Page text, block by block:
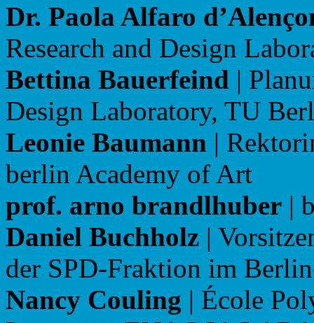
Dr. Paola Alfaro
Research and Design
Bettina Bauerfeind |
Design Laboratory, TU
Leonie Baumann |
berlin Academy of Art
prof. arno brandlhuber |
Daniel Buchholz |
der SPD-Fraktion im
Nancy Couling | École